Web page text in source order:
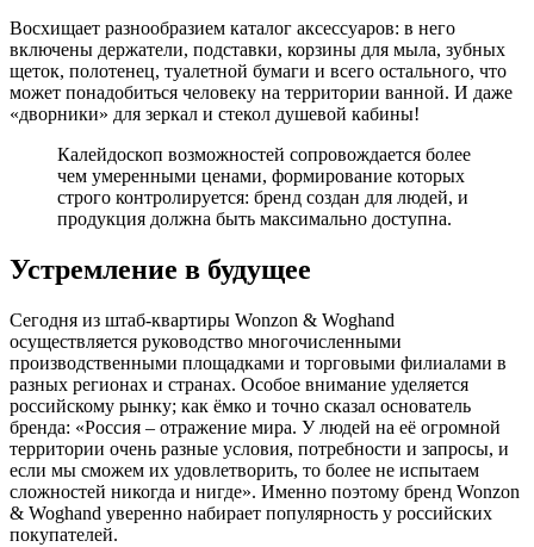
Восхищает разнообразием каталог аксессуаров: в него
включены держатели, подставки, корзины для мыла, зубных
щеток, полотенец, туалетной бумаги и всего остального, что
может понадобиться человеку на территории ванной. И даже
«дворники» для зеркал и стекол душевой кабины!
Калейдоскоп возможностей сопровождается более
чем умеренными ценами, формирование которых
строго контролируется: бренд создан для людей, и
продукция должна быть максимально доступна.
Устремление в будущее
Сегодня из штаб-квартиры Wonzon & Woghand
осуществляется руководство многочисленными
производственными площадками и торговыми филиалами в
разных регионах и странах. Особое внимание уделяется
российскому рынку; как ёмко и точно сказал основатель
бренда: «Россия – отражение мира. У людей на её огромной
территории очень разные условия, потребности и запросы, и
если мы сможем их удовлетворить, то более не испытаем
сложностей никогда и нигде». Именно поэтому бренд Wonzon
& Woghand уверенно набирает популярность у российских
покупателей.